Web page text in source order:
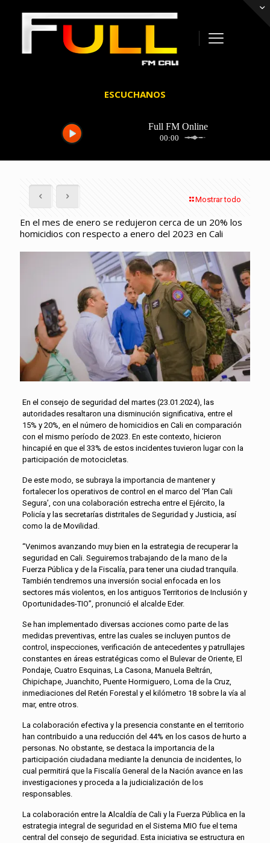
ESCUCHANOS
Mostrar todo
En el mes de enero se redujeron cerca de un 20% los
homicidios con respecto a enero del 2023 en Cali
En el consejo de seguridad del martes (23.01.2024), las
autoridades resaltaron una disminución significativa, entre el
15% y 20%, en el número de homicidios en Cali en comparación
con el mismo período de 2023. En este contexto, hicieron
hincapié en que el 33% de estos incidentes tuvieron lugar con la
participación de motocicletas.
De este modo, se subraya la importancia de mantener y
fortalecer los operativos de control en el marco del ‘Plan Cali
Segura’, con una colaboración estrecha entre el Ejército, la
Policía y las secretarías distritales de Seguridad y Justicia, así
como la de Movilidad.
“Venimos avanzando muy bien en la estrategia de recuperar la
seguridad en Cali. Seguiremos trabajando de la mano de la
Fuerza Pública y de la Fiscalía, para tener una ciudad tranquila.
También tendremos una inversión social enfocada en los
sectores más violentos, en los antiguos Territorios de Inclusión y
Oportunidades-TIO”, pronunció el alcalde Eder.
Se han implementado diversas acciones como parte de las
medidas preventivas, entre las cuales se incluyen puntos de
control, inspecciones, verificación de antecedentes y patrullajes
constantes en áreas estratégicas como el Bulevar de Oriente, El
Pondaje, Cuatro Esquinas, La Casona, Manuela Beltrán,
Chipichape, Juanchito, Puente Hormiguero, Loma de la Cruz,
inmediaciones del Retén Forestal y el kilómetro 18 sobre la vía al
mar, entre otros.
La colaboración efectiva y la presencia constante en el territorio
han contribuido a una reducción del 44% en los casos de hurto a
personas. No obstante, se destaca la importancia de la
participación ciudadana mediante la denuncia de incidentes, lo
cual permitirá que la Fiscalía General de la Nación avance en las
investigaciones y proceda a la judicialización de los
responsables.
La colaboración entre la Alcaldía de Cali y la Fuerza Pública en la
estrategia integral de seguridad en el Sistema MIO fue el tema
central del consejo de seguridad. Esta iniciativa se estructura en